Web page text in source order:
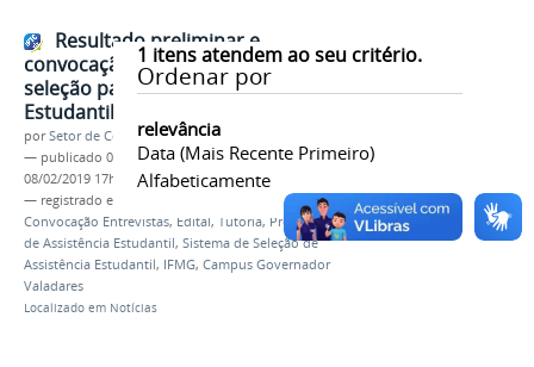
1 itens atendem ao seu critério.
Ordenar por
relevância
Data (mais Recente Primeiro)
Alfabeticamente
Resultado preliminar e
convocação para entrevista da
seleção para tutor da Assistência
Estudantil
porSetor de Comunicação
— publicado 08/02/2019 —última modificação
08/02/2019 17h10
— registrado em:
Convocação Entrevistas, Edital, Tutoria, Programa
de Assistência Estudantil, Sistema de Seleção de
Assistência Estudantil, IFMG, Campus Governador
Valadares
Localizado em Notícias